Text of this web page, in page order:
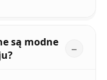
są modne